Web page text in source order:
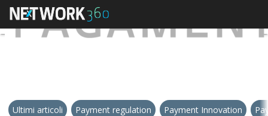
Ultimi articoli Payment regulation Payment Innovation